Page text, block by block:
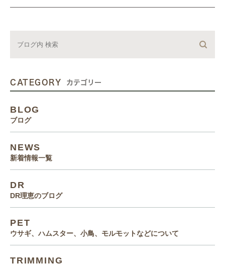
CATEGORY カテゴリー
BLOG
ブログ
NEWS
新着情報一覧
DR
DR理恵のブログ
PET
ウサギ、ハムスター、小鳥、モルモットなどについて
TRIMMING